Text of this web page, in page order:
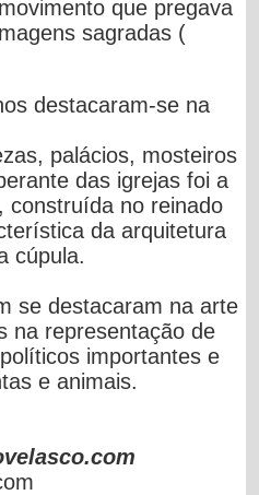
que pregava
sagradas (
destacaram-se na
palácios, mosteiros
das igrejas foi a
construída no reinado
da arquitetura
cúpula.
se destacaram na arte
na representação de
importantes e
e animais.